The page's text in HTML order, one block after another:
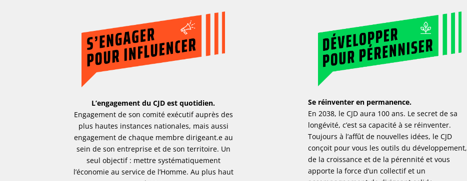
L’engagement du CJD est quotidien.
Engagement de son comité exécutif auprès des
plus hautes instances nationales, mais aussi
engagement de chaque membre dirigeant.e au
sein de son entreprise et de son territoire. Un
seul objectif : mettre systématiquement
l’économie au service de l’Homme. Au plus haut
Se réinventer en permanence.
En 2038, le CJD aura 100 ans. Le secret de sa
longévité, c’est sa capacité à se réinventer.
Toujours à l’affût de nouvelles idées, le CJD
conçoit pour vous les outils du développement,
de la croissance et de la pérennité et vous
apporte la force d’un collectif et un